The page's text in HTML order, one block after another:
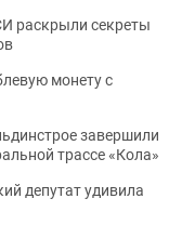
раскрыли секреты
монету с
завершили
трассе «Кола»
депутат удивила